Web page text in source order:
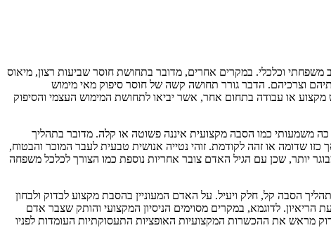
משפחתי וכלכלי. במקרים אחרים, מדובר בתחושת חוסר שביעות רצון, מיאוס
וצרכיהם. הדבר גורר תחושה קשה של חוסר סיפוק מאי מימוש
מקצוע או עבודה בתחום אחר, אשר יביאו לתחושת המימוש העצמי והסיפוק
משמעותי כמו הסבה מקצועית איננה פשוטה או קלה. מדובר בתהליך
שדומה או זהה לקודמת. זוהי נטייה אנושית טבעית לעבר המוכר והבטוח,
יותר, שכן עם הגיל האדם צובר אחריות נוספת כמו הצורך לכלכל משפחה
הסבה קל, חלק ויעיל. על האדם המעוניין בהסבת מקצוע לבדוק ולבחון
לדוגמא, במקרים מסוימים הניסיון המקצועי והותק שצבר אדם
מראש את ההכשרות המקצועיות האופציות התעסוקתיות העומדות לפניו